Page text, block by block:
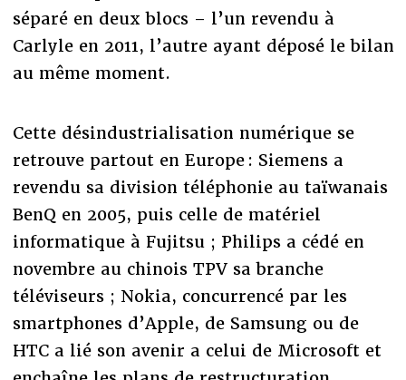
séparé en deux blocs – l’un revendu à
Carlyle en 2011, l’autre ayant déposé le bilan
au même moment.
Cette désindustrialisation numérique se
retrouve partout en Europe : Siemens a
revendu sa division téléphonie au taïwanais
BenQ en 2005, puis celle de matériel
informatique à Fujitsu ; Philips a cédé en
novembre au chinois TPV sa branche
téléviseurs ; Nokia, concurrencé par les
smartphones d’Apple, de Samsung ou de
HTC a lié son avenir a celui de Microsoft et